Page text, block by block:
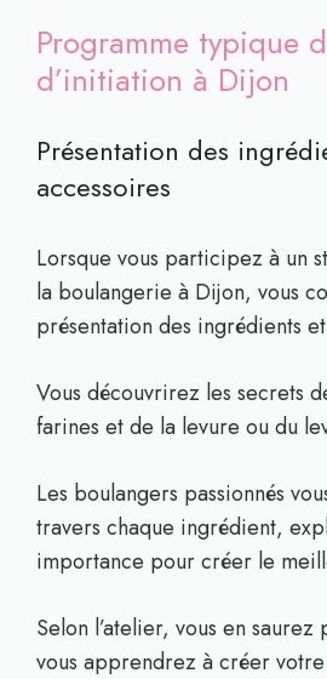
Programme typique
d’initiation à Dijon
Présentation des
accessoires
Lorsque vous participez à un
la boulangerie à Dijon, vous
présentation des ingrédients
Vous découvrirez les secrets
farines et de la levure ou du
Les boulangers passionnés
travers chaque ingrédient,
importance pour créer le
Selon l’atelier, vous en
vous apprendrez à créer